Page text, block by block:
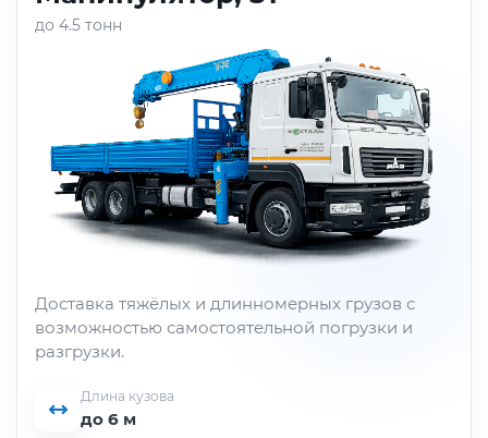
до 4.5 тонн
Доставка тяжёлых и длинномерных грузов с
возможностью самостоятельной погрузки и
разгрузки.
Длина кузова
до 6 м